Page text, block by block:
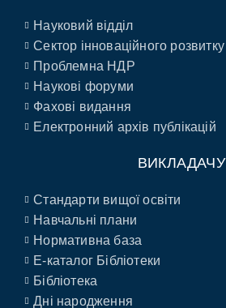
Науковий відділ
Сектор інноваційного розвитку
Проблемна НДР
Наукові форуми
Фахові видання
Електронний архів публікацій
ВИКЛАДАЧУ
Стандарти вищої освіти
Навчальні плани
Нормативна база
E-каталог Бібліотеки
Бібліотека
Дні народження